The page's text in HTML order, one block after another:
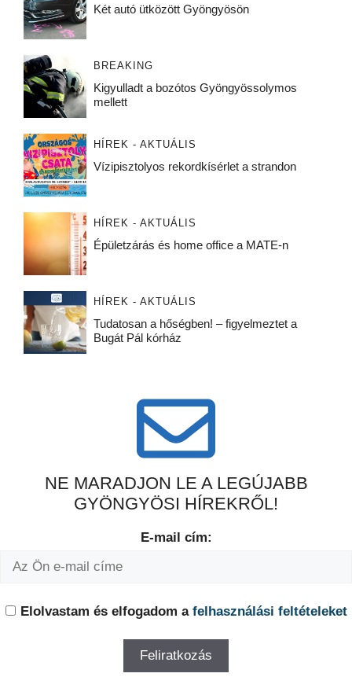
Két autó ütközött Gyöngyösön
BREAKING
Kigyulladt a bozótos Gyöngyössolymos
mellett
HÍREK - AKTUÁLIS
Vízipisztolyos rekordkísérlet a strandon
HÍREK - AKTUÁLIS
Épületzárás és home office a MATE-n
HÍREK - AKTUÁLIS
Tudatosan a hőségben! – figyelmeztet a
Bugát Pál kórház
NE MARADJON LE A LEGÚJABB
GYÖNGYÖSI HÍREKRŐL!
E-mail cím:
Elolvastam és elfogadom a felhasználási feltételeket